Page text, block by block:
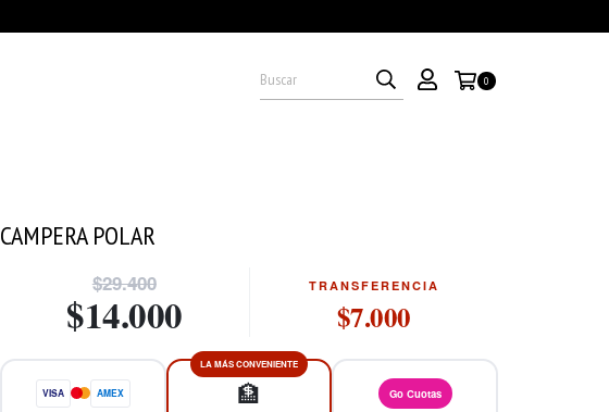
0
CAMPERA POLAR
$29.400
$14.000
TRANSFERENCIA
$7.000
VISA AMEX
LA MÁS CONVENIENTE
🏦 Go Cuotas